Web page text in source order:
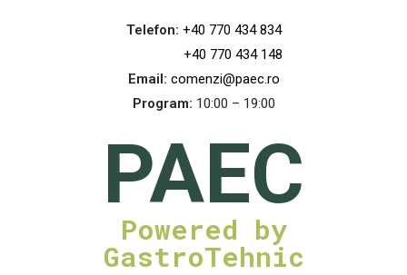
Telefon: +40 770 434 834
+40 770 434 148
Email: comenzi@paec.ro
Program: 10:00 – 19:00
PAEC
Powered by
GastroTehnic